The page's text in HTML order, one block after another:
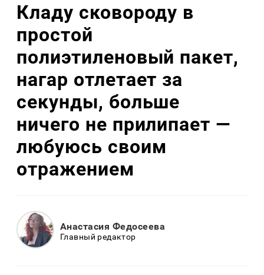
Кладу сковороду в
простой
полиэтиленовый пакет,
нагар отлетает за
секунды, больше
ничего не прилипает —
любуюсь своим
отражением
Анастасия Федосеева
Главный редактор